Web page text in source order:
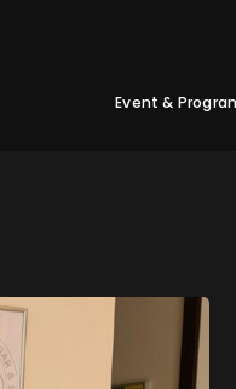
Event &